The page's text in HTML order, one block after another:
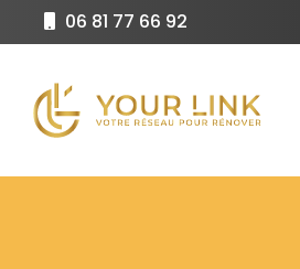
principal
06 81 77 66 92